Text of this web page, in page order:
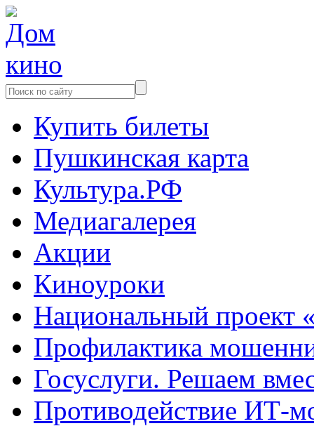
Купить билеты
Пушкинская карта
Культура.РФ
Медиагалерея
Акции
Киноуроки
Национальный проект
Профилактика
Госуслуги. Решаем
Противодействие ИТ-